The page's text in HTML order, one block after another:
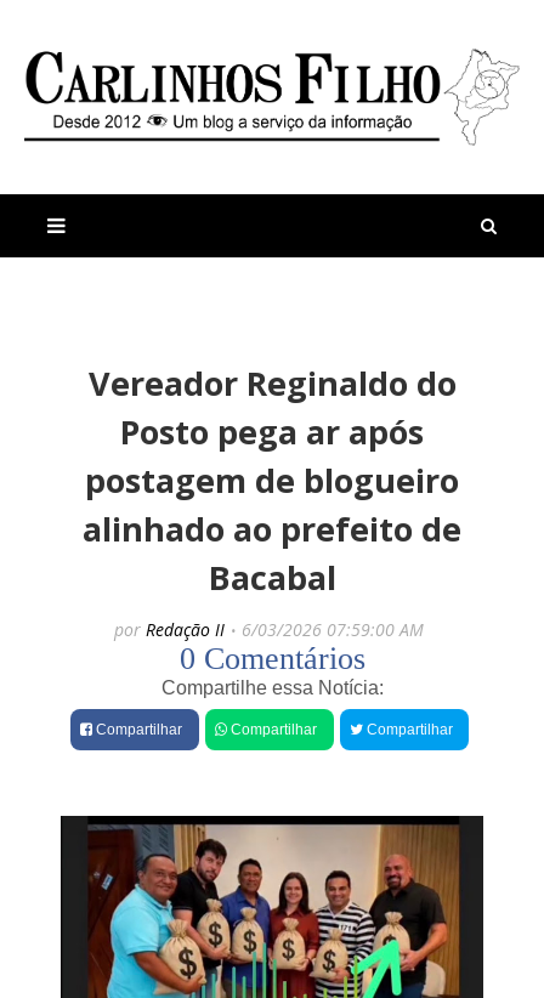
Vereador Reginaldo do
Posto pega ar após
postagem de blogueiro
alinhado ao prefeito de
Bacabal
por Redação II 6/03/2026 07:59:00 AM
0 Comentários
Compartilhe essa Notícia:
Compartilhar Compartilhar Compartilhar